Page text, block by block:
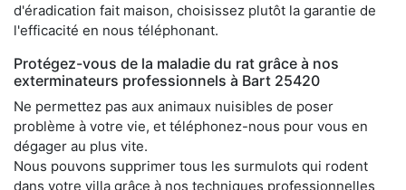
d'éradication fait maison, choisissez plutôt la garantie de
l'efficacité en nous téléphonant.
Protégez-vous de la maladie du rat grâce à nos
exterminateurs professionnels à Bart 25420
Ne permettez pas aux animaux nuisibles de poser
problème à votre vie, et téléphonez-nous pour vous en
dégager au plus vite.
Nous pouvons supprimer tous les surmulots qui rodent
dans votre villa grâce à nos techniques professionnelles